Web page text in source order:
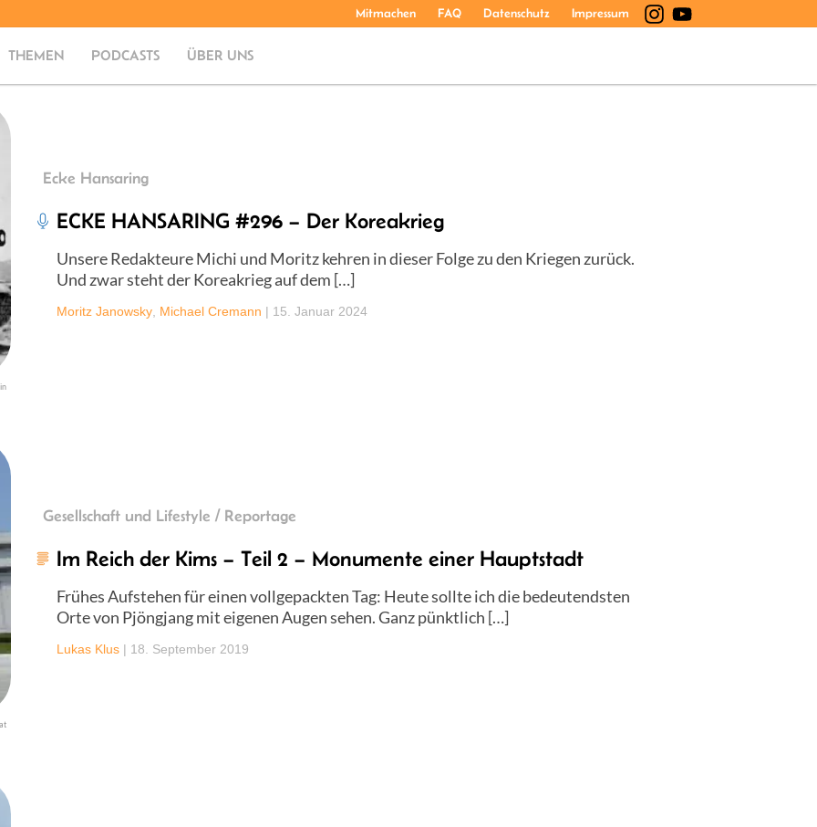
Mitmachen FAQ Datenschutz Impressum
THEMEN PODCASTS ÜBER UNS
Ecke Hansaring
ECKE HANSARING #296 – Der Koreakrieg
Unsere Redakteure Michi und Moritz kehren in dieser Folge zu den Kriegen zurück.
Und zwar steht der Koreakrieg auf dem […]
Moritz Janowsky Michael Cremann | 15. Januar 2024
Gesellschaft und Lifestyle / Reportage
Im Reich der Kims – Teil 2 – Monumente einer Hauptstadt
Frühes Aufstehen für einen vollgepackten Tag: Heute sollte ich die bedeutendsten
Orte von Pjöngjang mit eigenen Augen sehen. Ganz pünktlich […]
Lukas Klus | 18. September 2019